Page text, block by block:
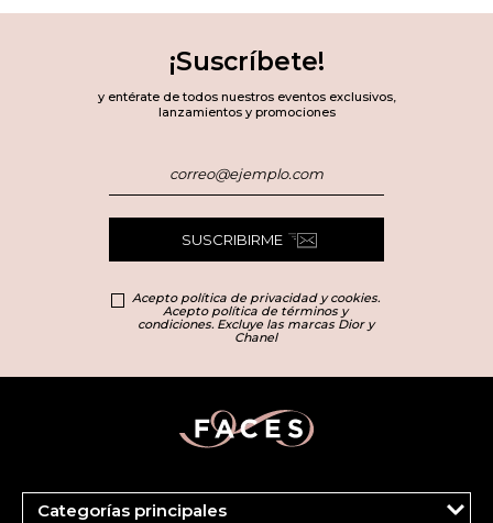
¡Suscríbete!
y entérate de todos nuestros eventos exclusivos,
lanzamientos y promociones
SUSCRIBIRME
Acepto política de privacidad y cookies.
Acepto política de términos y
condiciones. Excluye las marcas Dior y
Chanel
Categorías principales